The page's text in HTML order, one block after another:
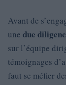
Avant de
une due
sur l’équipe
témoignages
faut se méfier